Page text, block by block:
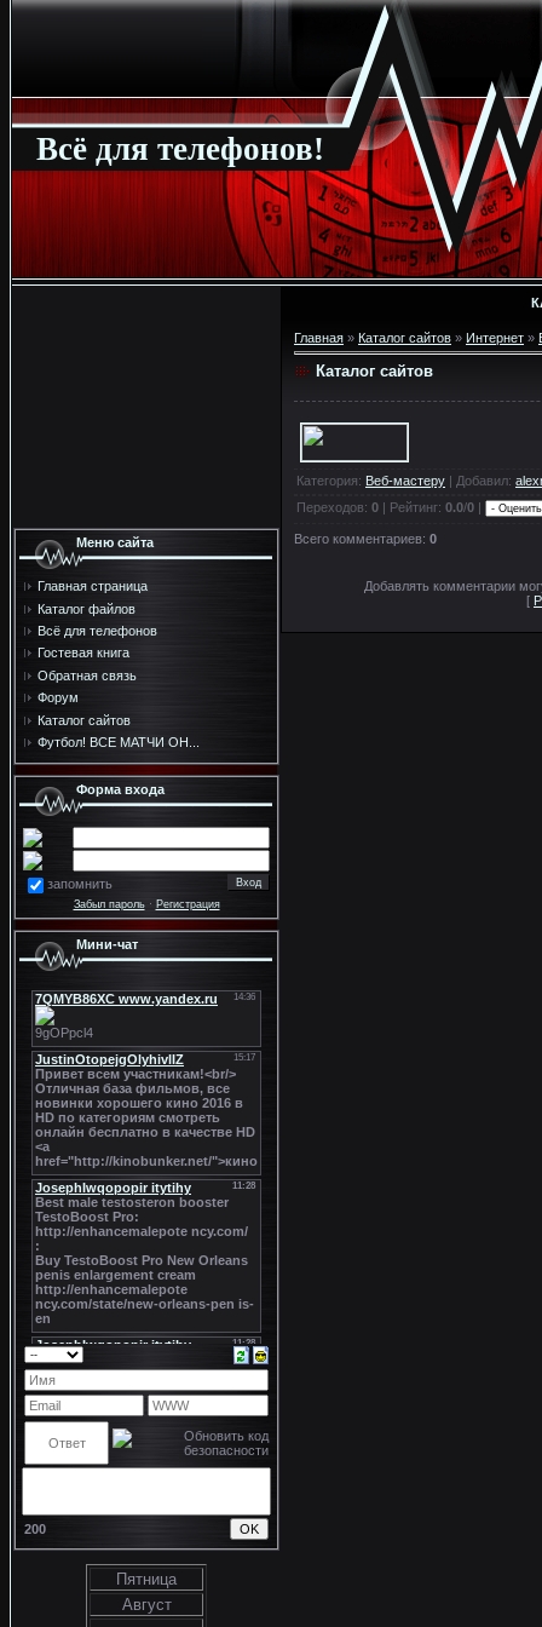
Всё для телефонов!
Меню сайта
Главная страница
Каталог файлов
Всё для телефонов
Гостевая книга
Обратная связь
Форум
Каталог сайтов
Футбол! ВСЕ МАТЧИ ОН...
Форма входа
запомнить
Забыл пароль· Регистрация
Мини-чат
200
Пятница
Август
Главная » Каталог сайтов » Интернет »
Каталог сайтов
Категория: Веб-мастеру | Добавил:
Переходов: 0 | Рейтинг: 0.0/0 |
Всего комментариев: 0
Добавлять комментарии
[